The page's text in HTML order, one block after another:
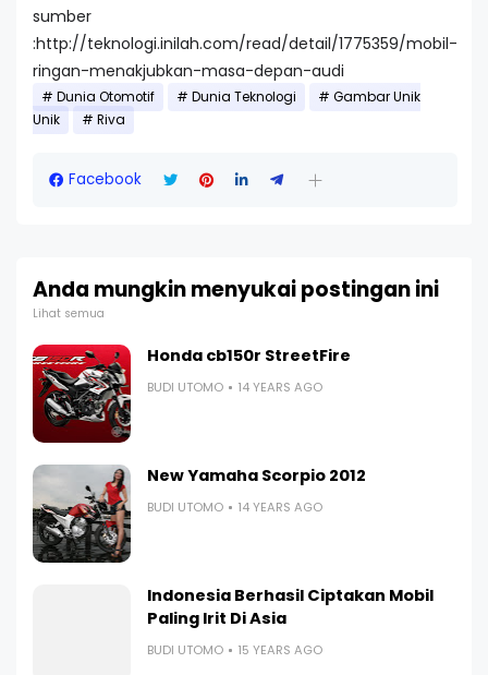
sumber
:http://teknologi.inilah.com/read/detail/1775359/mobil-
ringan-menakjubkan-masa-depan-audi
Dunia Otomotif Dunia Teknologi
Gambar Unik
Unik
Riva
Facebook
Anda mungkin menyukai postingan ini
Lihat semua
Honda cb150r StreetFire
BUDI UTOMO 14 YEARS AGO
New Yamaha Scorpio 2012
BUDI UTOMO 14 YEARS AGO
Indonesia Berhasil Ciptakan Mobil
Paling Irit Di Asia
BUDI UTOMO 15 YEARS AGO